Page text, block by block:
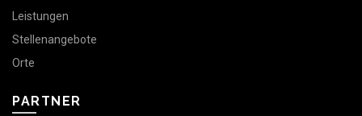
Leistungen
Stellenangebote
Orte
PARTNER